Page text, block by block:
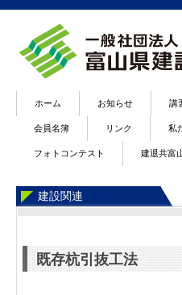
ホーム お知らせ 講
会員名簿 リンク 私
フォトコンテスト 建退共富
建設関連
既存杭引抜工法